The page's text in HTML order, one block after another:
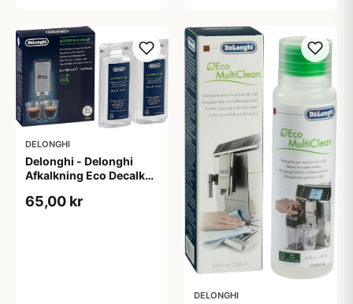
DELONGHI
Delonghi - Delonghi
Afkalkning Eco Decalk
65,00 kr
DELONGHI